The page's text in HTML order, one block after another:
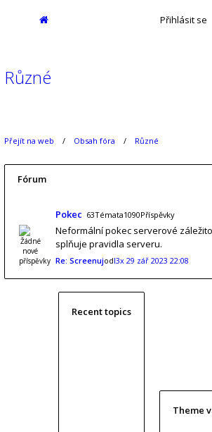
Přihlásit se
Různé
Přejít na web Obsah fóra Různé
Fórum
Pokec 63Témata1090Příspěvky
Neformální pokec serverové
splňuje pravidla serveru.
Re: Screenujodl3x 29 zář 2023 22:08
Recent topics
Theme